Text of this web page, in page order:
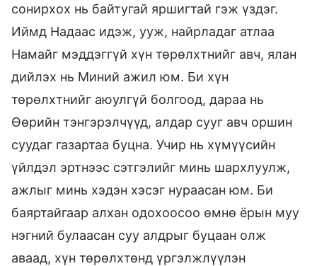
сонирхох нь байтугай яршигтай гэж үздэг.
Иймд Надаас идэж, ууж, найрладаг атлаа
Намайг мэддэггүй хүн төрөлхтнийг авч, ялан
дийлэх нь Миний ажил юм. Би хүн
төрөлхтнийг аюулгүй болгоод, дараа нь
Өөрийн тэнгэрэлчүүд, алдар сууг авч оршин
суудаг газартаа буцна. Учир нь хүмүүсийн
үйлдэл эртнээс сэтгэлийг минь шархлуулж,
ажлыг минь хэдэн хэсэг нураасан юм. Би
баяртайгаар алхан одохоосоо өмнө ёрын муу
нэгний булаасан суу алдрыг буцаан олж
аваад, хүн төрөлхтөнд үргэлжлүүлэн